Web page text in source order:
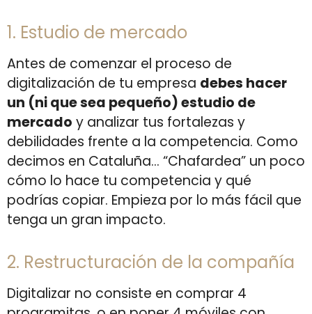
1. Estudio de mercado
Antes de comenzar el proceso de
digitalización de tu empresa debes hacer
un (ni que sea pequeño) estudio de
mercado y analizar tus fortalezas y
debilidades frente a la competencia. Como
decimos en Cataluña… “Chafardea” un poco
cómo lo hace tu competencia y qué
podrías copiar. Empieza por lo más fácil que
tenga un gran impacto.
2. Restructuración de la compañía
Digitalizar no consiste en comprar 4